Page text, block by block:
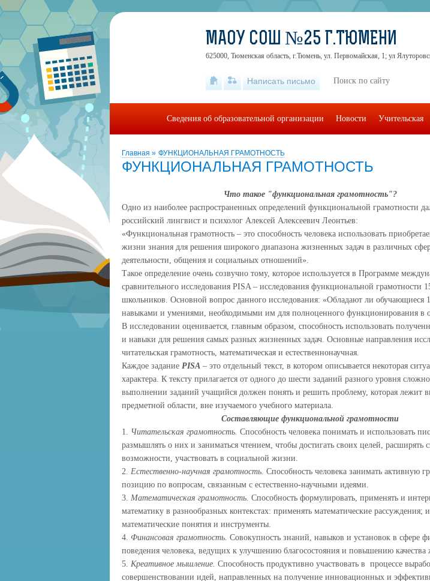
Главная » ФУНКЦИОНАЛЬНАЯ ГРАМОТНОСТЬ
ФУНКЦИОНАЛЬНАЯ ГРАМОТНОСТЬ
Что такое "функциональная грамотность"?
Одно из наиболее распространенных определений функциональной грамотности
российский лингвист и психолог Алексей Алексеевич Леонтьев:
«Функциональная грамотность – это способность человека использовать
жизни знания для решения широкого диапазона жизненных задач в различных
деятельности, общения и социальных отношений».
Такое определение очень созвучно тому, которое используется в Программе
сравнительного исследования PISA – исследования функциональной грамотности
школьников. Основной вопрос данного исследования: «Обладают ли обучающиеся
навыками и умениями, необходимыми им для полноценного функционирования в
В исследовании оценивается, главным образом, способность использовать
и навыки для решения самых разных жизненных задач. Основные направления
читательская грамотность, математическая и естественнонаучная.
Каждое задание PISA – это отдельный текст, в котором описывается некоторая
характера. К тексту прилагается от одного до шести заданий разного уровня
выполнении заданий учащийся должен понять и решить проблему, которая лежит
предметной области, вне изучаемого учебного материала.
Составляющие функциональной грамотности
1. Читательская грамотность. Способность человека понимать и использовать
размышлять о них и заниматься чтением, чтобы достигать своих целей, расширять
возможности, участвовать в социальной жизни.
2. Естественно-научная грамотность. Способность человека занимать активную
позицию по вопросам, связанным с естественно-научными идеями.
3. Математическая грамотность. Способность формулировать, применять и
математику в разнообразных контекстах: применять математические рассуждения;
математические понятия и инструменты.
4. Финансовая грамотность. Совокупность знаний, навыков и установок в сфере
поведения человека, ведущих к улучшению благосостояния и повышению качества
5. Креативное мышление. Способность продуктивно участвовать в процессе
совершенствовании идей, направленных на получение инновационных и
МАОУ СОШ №25 Г.ТЮМЕНИ
625000, Тюменская область, г.Тюмень, ул. Первомайская, 1; ул
Написать письмо
Сведения об образовательной организации Новости Учительская